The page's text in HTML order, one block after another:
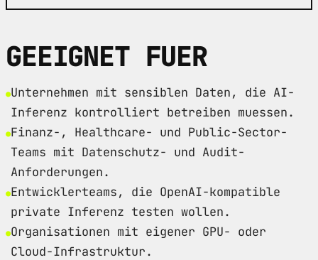
GEEIGNET FUER
Unternehmen mit sensiblen Daten, die AI-
Inferenz kontrolliert betreiben muessen.
Finanz-, Healthcare- und Public-Sector-
Teams mit Datenschutz- und Audit-
Anforderungen.
Entwicklerteams, die OpenAI-kompatible
private Inferenz testen wollen.
Organisationen mit eigener GPU- oder
Cloud-Infrastruktur.